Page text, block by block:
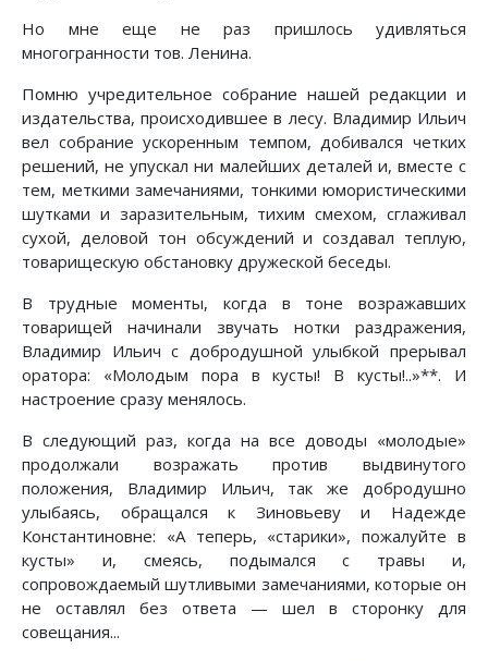
Но мне еще не раз пришлось удивляться
многогранности тов. Ленина.
Помню учредительное собрание нашей редакции и
издательства, происходившее в лесу. Владимир Ильич
вел собрание ускоренным темпом, добивался четких
решений, не упускал ни малейших деталей и, вместе с
тем, меткими замечаниями, тонкими юмористическими
шутками и заразительным, тихим смехом, сглаживал
сухой, деловой тон обсуждений и создавал теплую,
товарищескую обстановку дружеской беседы.
В трудные моменты, когда в тоне возражавших
товарищей начинали звучать нотки раздражения,
Владимир Ильич с добродушной улыбкой прерывал
оратора: «Молодым пора в кусты! В кусты!..»**. И
настроение сразу менялось.
В следующий раз, когда на все доводы «молодые»
продолжали возражать против выдвинутого
положения, Владимир Ильич, так же добродушно
улыбаясь, обращался к Зиновьеву и Надежде
Константиновне: «А теперь, «старики», пожалуйте в
кусты» и, смеясь, подымался с травы и,
сопровождаемый шутливыми замечаниями, которые он
не оставлял без ответа — шел в сторонку для
совещания...